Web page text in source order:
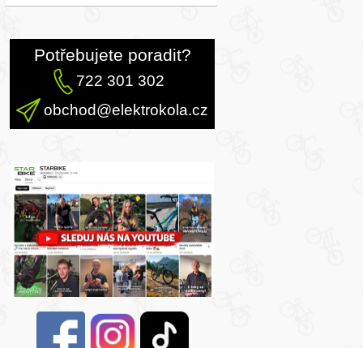
Potřebujete poradit?
722 301 302
obchod@elektrokola.cz